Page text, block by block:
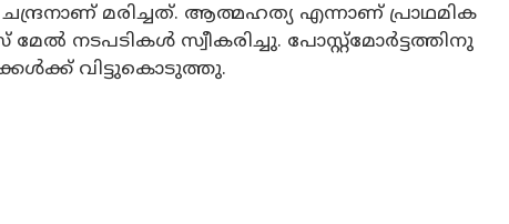
മരിച്ചത്. ആത്മഹത്യ എന്നാണ് പ്രാഥമിക
നടപടികൾ സ്വീകരിച്ചു. പോസ്റ്റ്മോർട്ടത്തിനു
വിട്ടുകൊടുത്തു.